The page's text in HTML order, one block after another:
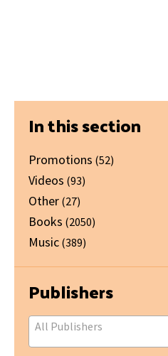
Primary
Sidebar
In this section
Promotions (52)
Videos (93)
Other (27)
Books (2050)
Music (389)
Publishers
All Publishers